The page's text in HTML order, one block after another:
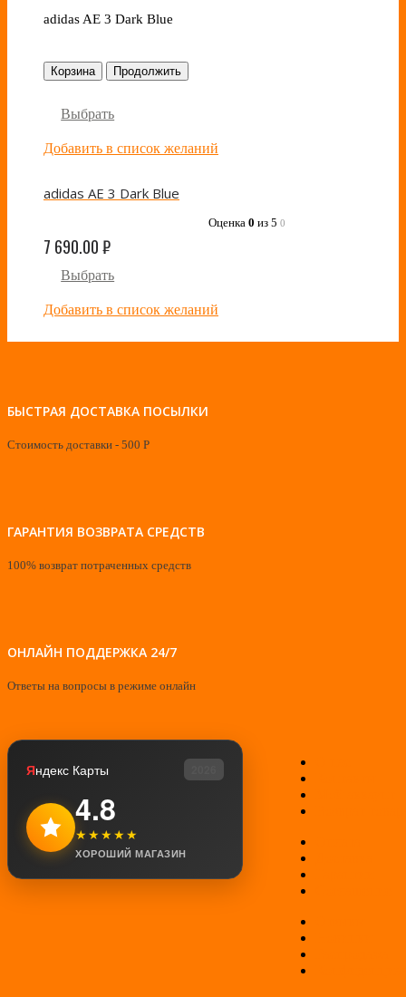
adidas AE 3 Dark Blue
Корзина Продолжить
Выбрать
Добавить в список желаний
adidas AE 3 Dark Blue
Оценка 0 из 5 0
7 690.00₽
Выбрать
Добавить в список желаний
БЫСТРАЯ ДОСТАВКА ПОСЫЛКИ
Стоимость доставки - 500 Р
ГАРАНТИЯ ВОЗВРАТА СРЕДСТВ
100% возврат потраченных средств
ОНЛАЙН ПОДДЕРЖКА 24/7
Ответы на вопросы в режиме онлайн
Яндекс Карты
4.8
★★★★★
ХОРОШИЙ МАГАЗИН